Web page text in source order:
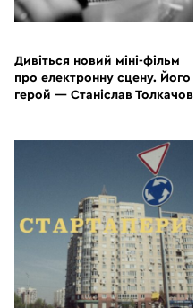
Дивіться новий міні-фільм
про електронну сцену. Його
герой — Станіслав Толкачов